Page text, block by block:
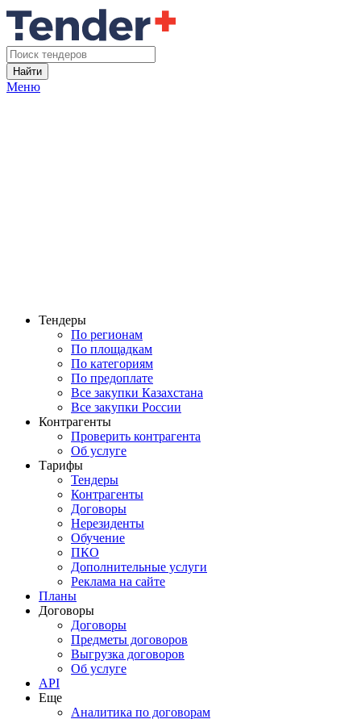
Найти
Меню
Тендеры
По регионам
По площадкам
По категориям
По предоплате
Все закупки Казахстана
Все закупки России
Контрагенты
Проверить контрагента
Об услуге
Тарифы
Тендеры
Контрагенты
Договоры
Нерезиденты
Обучение
ПКО
Дополнительные услуги
Реклама на сайте
Планы
Договоры
Договоры
Предметы договоров
Выгрузка договоров
Об услуге
API
Еще
Аналитика по договорам